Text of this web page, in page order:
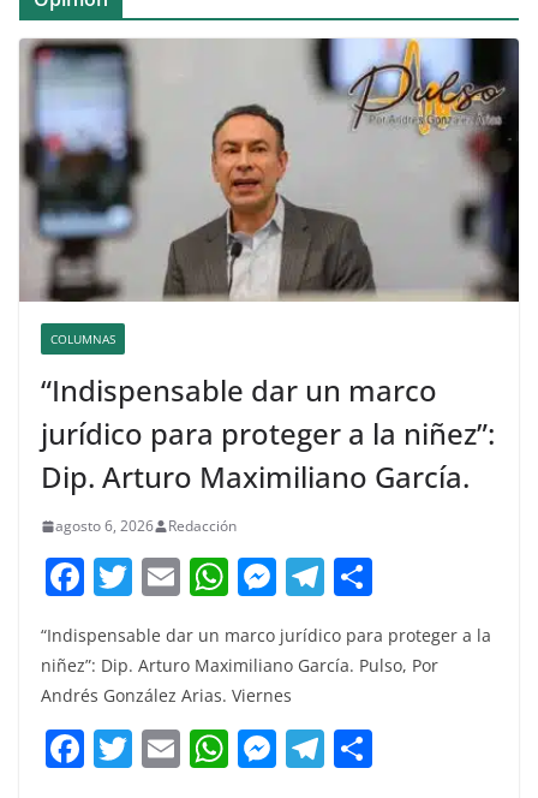
COLUMNAS
“Indispensable dar un marco
jurídico para proteger a la niñez”:
Dip. Arturo Maximiliano García.
agosto 6, 2026 Redacción
F
c
e
b
o
T
w
itt
er
E
ai
l
W
at
s
A
p
M
e
ss
e
n
g
T
e
a
m
m
“Indispensable dar un marco jurídico para proteger a la
niñez”: Dip. Arturo Maximiliano García. Pulso, Por
Andrés González Arias. Viernes
F T E W M T